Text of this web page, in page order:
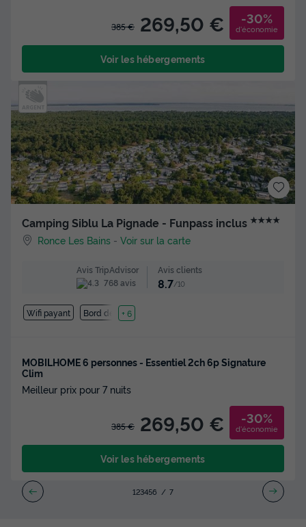
385 € 269,50 € -30%
d'économie
Voir les hébergements
Camping Siblu La Pignade - Funpass inclus ★★★★
Ronce Les Bains -Voir sur la carte
Avis TripAdvisor
768 avis
Avis clients
8.7/10
Wifi payant Bord de mer
+ 6
MOBILHOME 6 personnes - Essentiel 2ch 6p Signature
Clim
Meilleur prix pour 7 nuits
385 € 269,50 € -30%
d'économie
Voir les hébergements
123456 7